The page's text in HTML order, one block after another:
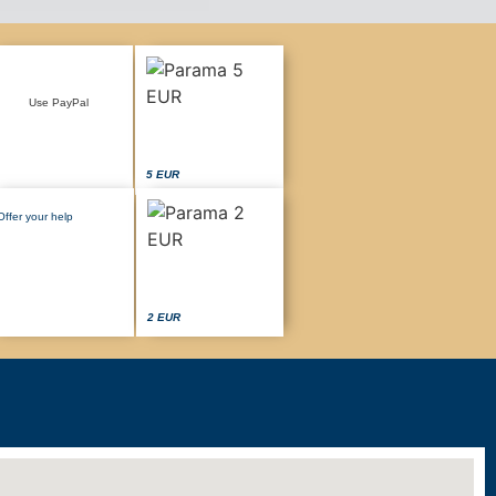
Use PayPal
5 EUR
your help
2 EUR